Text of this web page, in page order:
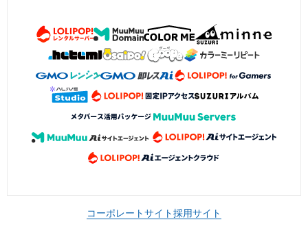
コーポレートサイト採用サイト